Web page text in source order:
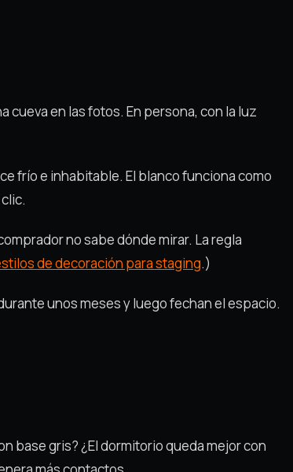
cueva en las fotos. En persona, con la luz
frío e inhabitable. El blanco funciona como
no sabe dónde mirar. La regla
de decoración para staging.)
unos meses y luego fechan el espacio.
base gris? ¿El dormitorio queda mejor con